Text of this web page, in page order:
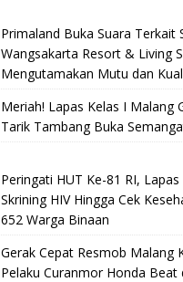
Primaland Buka Suara Terkait
Wangsakarta Resort & Living
Mengutamakan Mutu dan
Meriah! Lapas Kelas I Malang
Tarik Tambang Buka
Peringati HUT Ke-81 RI,
Skrining HIV Hingga Cek
652 Warga Binaan
Gerak Cepat Resmob Malang
Pelaku Curanmor Honda Beat